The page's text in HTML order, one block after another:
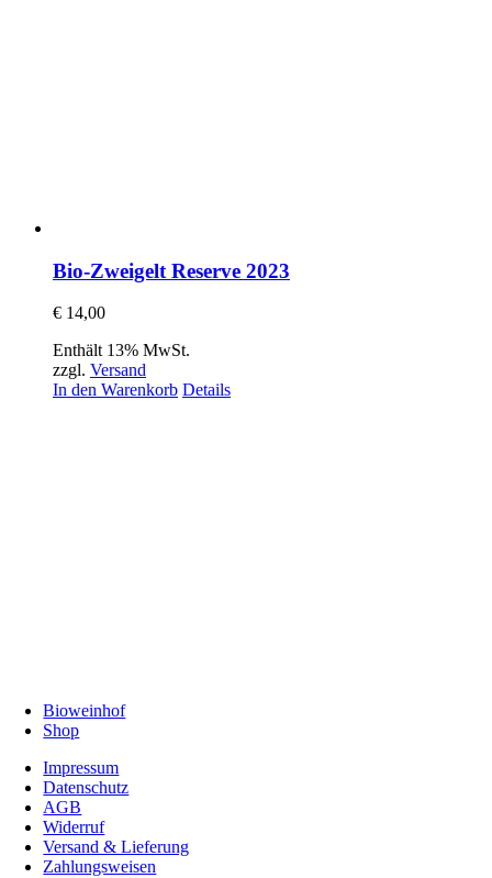
Bio-Zweigelt Reserve 2023
€ 14,00
Enthält 13% MwSt.
zzgl. Versand
In den Warenkorb Details
Bioweinhof
Shop
Impressum
Datenschutz
AGB
Widerruf
Versand & Lieferung
Zahlungsweisen